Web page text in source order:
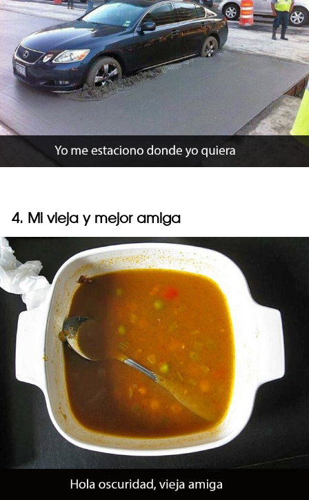
4. Mi vieja y mejor amiga